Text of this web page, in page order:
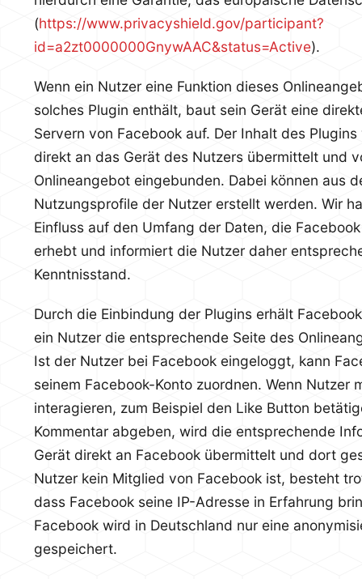
(https://www.privacyshield.gov/participant?
id=a2zt0000000GnywAAC&status=Active).
Wenn ein Nutzer eine Funktion dieses
solches Plugin enthält, baut sein Gerät eine
Servern von Facebook auf. Der Inhalt des
direkt an das Gerät des Nutzers übermittelt und
Onlineangebot eingebunden. Dabei können aus
Nutzungsprofile der Nutzer erstellt werden. Wir
Einfluss auf den Umfang der Daten, die
erhebt und informiert die Nutzer daher
Kenntnisstand.
Durch die Einbindung der Plugins erhält
ein Nutzer die entsprechende Seite des
Ist der Nutzer bei Facebook eingeloggt, kann
seinem Facebook-Konto zuordnen. Wenn Nutzer
interagieren, zum Beispiel den Like Button
Kommentar abgeben, wird die entsprechende
Gerät direkt an Facebook übermittelt und dort
Nutzer kein Mitglied von Facebook ist, besteht
dass Facebook seine IP-Adresse in Erfahrung
Facebook wird in Deutschland nur eine
gespeichert.